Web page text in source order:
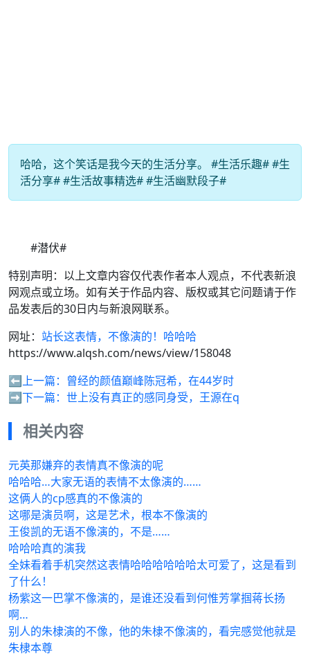
哈哈，这个笑话是我今天的生活分享。 #生活乐趣# #生
活分享# #生活故事精选# #生活幽默段子#
#潜伏#
特别声明：以上文章内容仅代表作者本人观点，不代表新浪
网观点或立场。如有关于作品内容、版权或其它问题请于作
品发表后的30日内与新浪网联系。
网址： 站长这表情，不像演的！哈哈哈
https://www.alqsh.com/news/view/158048
⬅️上一篇： 曾经的颜值巅峰陈冠希，在44岁时
➡️下一篇： 世上没有真正的感同身受，王源在q
相关内容
元英那嫌弃的表情真不像演的呢
哈哈哈…大家无语的表情不太像演的……
这俩人的cp感真的不像演的
这哪是演员啊，这是艺术，根本不像演的
王俊凯的无语不像演的，不是……
哈哈哈真的演我
全妹看着手机突然这表情哈哈哈哈哈哈太可爱了，这是看到
了什么！
杨紫这一巴掌不像演的，是谁还没看到何惟芳掌掴蒋长扬
啊…
别人的朱棣演的不像，他的朱棣不像演的，看完感觉他就是
朱棣本尊